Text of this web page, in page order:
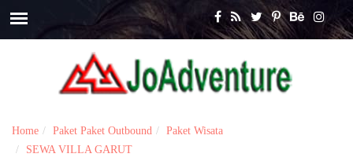
Home Paket Paket Outbound
Paket Wisata
SEWA VILLA GARUT